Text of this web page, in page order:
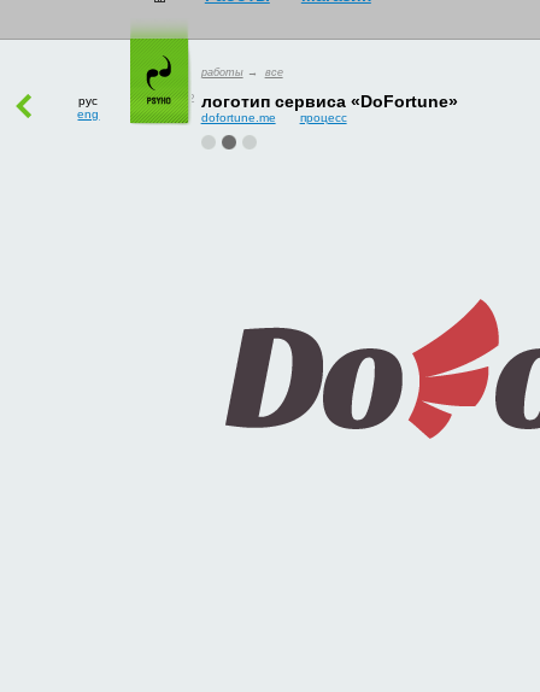
логотип сервиса «DoFortune»
dofortune.me процесс
работы→ все